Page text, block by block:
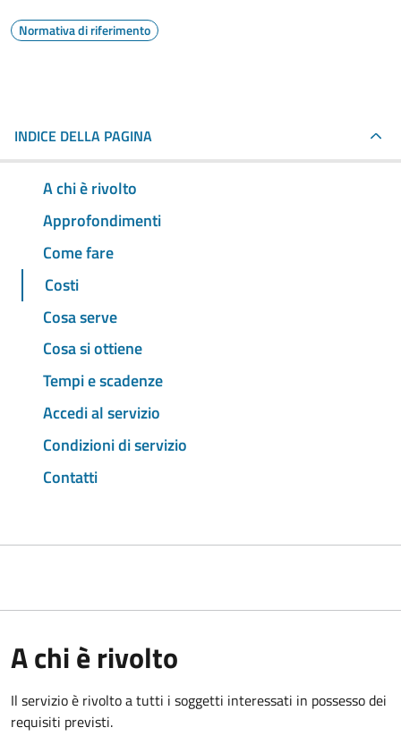
Normativa di riferimento
INDICE DELLA PAGINA
A chi è rivolto
Approfondimenti
Come fare
Costi
Cosa serve
Cosa si ottiene
Tempi e scadenze
Accedi al servizio
Condizioni di servizio
Contatti
A chi è rivolto
Il servizio è rivolto a tutti i soggetti interessati in possesso dei
requisiti previsti.